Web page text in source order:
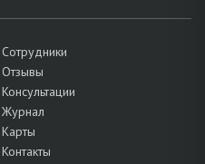
Сотрудники
Отзывы
Консультации
Журнал
Карты
Контакты